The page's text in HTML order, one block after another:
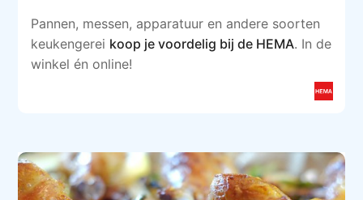
Pannen, messen, apparatuur en andere soorten
keukengerei koop je voordelig bij de HEMA. In de
winkel én online!